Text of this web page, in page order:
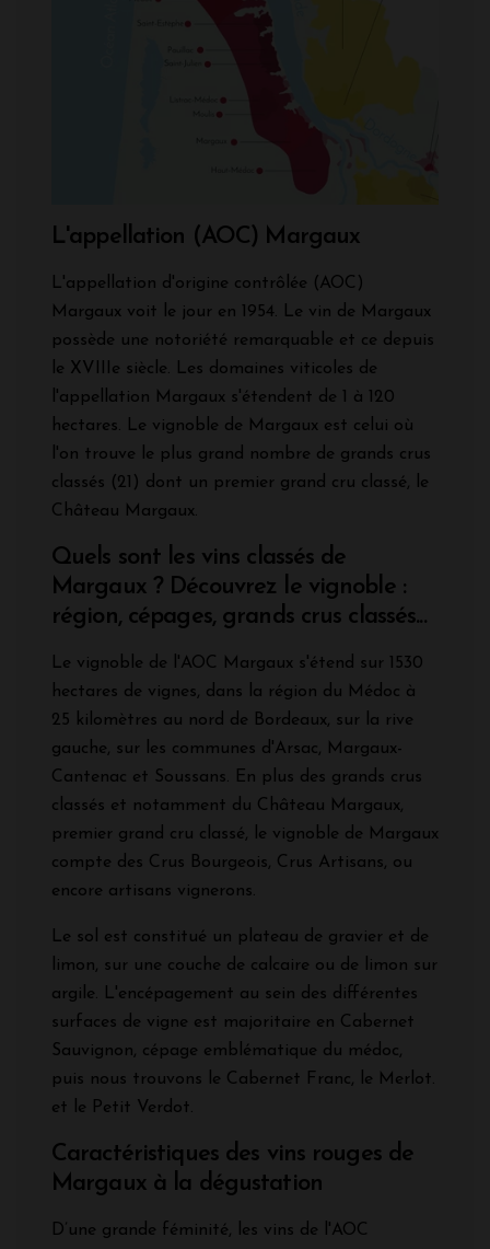
L'appellation (AOC) Margaux
L'appellation d'origine contrôlée (AOC)
Margaux voit le jour en 1954. Le vin de Margaux
possède une notoriété remarquable et ce depuis
le XVIIIe siècle. Les domaines viticoles de
l'appellation Margaux s'étendent de 1 à 120
hectares. Le vignoble de Margaux est celui où
l'on trouve le plus grand nombre de grands crus
classés (21) dont un premier grand cru classé, le
Château Margaux.
Quels sont les vins classés de
Margaux ? Découvrez le vignoble :
région, cépages, grands crus classés...
Le vignoble de l'AOC Margaux s'étend sur 1530
hectares de vignes, dans la région du Médoc à
25 kilomètres au nord de Bordeaux, sur la rive
gauche, sur les communes d'Arsac, Margaux-
Cantenac et Soussans. En plus des grands crus
classés et notamment du Château Margaux,
premier grand cru classé, le vignoble de Margaux
compte des Crus Bourgeois, Crus Artisans, ou
encore artisans vignerons.
Le sol est constitué un plateau de gravier et de
limon, sur une couche de calcaire ou de limon sur
argile. L'encépagement au sein des différentes
surfaces de vigne est majoritaire en Cabernet
Sauvignon, cépage emblématique du médoc,
puis nous trouvons le Cabernet Franc, le Merlot.
et le Petit Verdot.
Caractéristiques des vins rouges de
Margaux à la dégustation
D’une grande féminité, les vins de l'AOC